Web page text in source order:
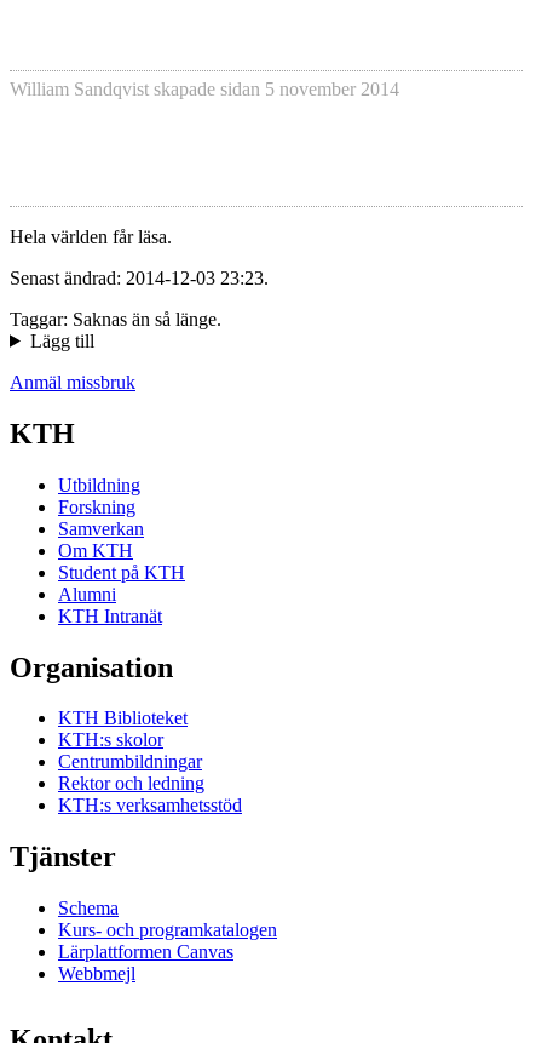
William Sandqvist skapade sidan 5 november 2014
Hela världen får läsa.
Senast ändrad: 2014-12-03 23:23.
Taggar: Saknas än så länge.
Lägg till
Anmäl missbruk
KTH
Utbildning
Forskning
Samverkan
Om KTH
Student på KTH
Alumni
KTH Intranät
Organisation
KTH Biblioteket
KTH:s skolor
Centrumbildningar
Rektor och ledning
KTH:s verksamhetsstöd
Tjänster
Schema
Kurs- och programkatalogen
Lärplattformen Canvas
Webbmejl